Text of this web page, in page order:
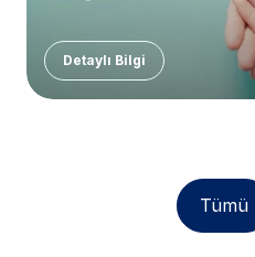
Detaylı Bilgi
Tümü